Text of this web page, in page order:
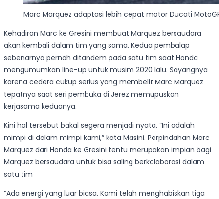
Marc Marquez adaptasi lebih cepat motor Ducati
Kehadiran Marc ke Gresini membuat Marquez bersaudara
akan kembali dalam tim yang sama. Kedua pembalap
sebenarnya pernah ditandem pada satu tim saat Honda
mengumumkan line-up untuk musim 2020 lalu. Sayangnya
karena cedera cukup serius yang membelit Marc Marquez
tepatnya saat seri pembuka di Jerez memupuskan
kerjasama keduanya.
Kini hal tersebut bakal segera menjadi nyata. “Ini adalah
mimpi di dalam mimpi kami,” kata Masini. Perpindahan Marc
Marquez dari Honda ke Gresini tentu merupakan impian bagi
Marquez bersaudara untuk bisa saling berkolaborasi dalam
satu tim
“Ada energi yang luar biasa. Kami telah menghabiskan tiga